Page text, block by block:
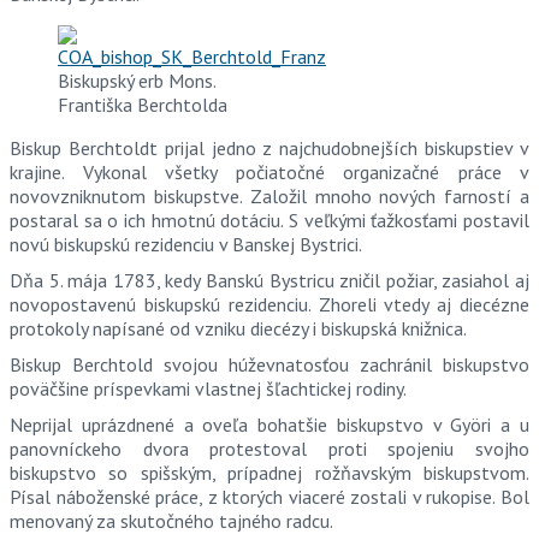
Biskupský erb Mons.
Františka Berchtolda
Biskup Berchtoldt prijal jedno z najchudobnejších biskupstiev v
krajine. Vykonal všetky počiatočné organizačné práce v
novovzniknutom biskupstve. Založil mnoho nových farností a
postaral sa o ich hmotnú dotáciu. S veľkými ťažkosťami postavil
novú biskupskú rezidenciu v Banskej Bystrici.
Dňa 5. mája 1783, kedy Banskú Bystricu zničil požiar, zasiahol aj
novopostavenú biskupskú rezidenciu. Zhoreli vtedy aj diecézne
protokoly napísané od vzniku diecézy i biskupská knižnica.
Biskup Berchtold svojou húževnatosťou zachránil biskupstvo
poväčšine príspevkami vlastnej šľachtickej rodiny.
Neprijal uprázdnené a oveľa bohatšie biskupstvo v Györi a u
panovníckeho dvora protestoval proti spojeniu svojho
biskupstvo so spišským, prípadnej rožňavským biskupstvom.
Písal náboženské práce, z ktorých viaceré zostali v rukopise. Bol
menovaný za skutočného tajného radcu.